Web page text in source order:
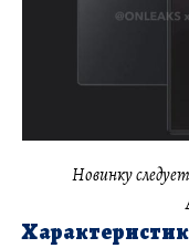
Новинку